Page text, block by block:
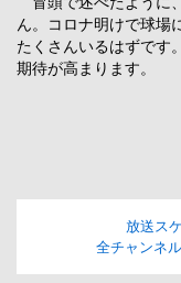
ん。コロナ明けで球場
たくさんいるはずです
期待が高まります。
放送ス
全チャンネ